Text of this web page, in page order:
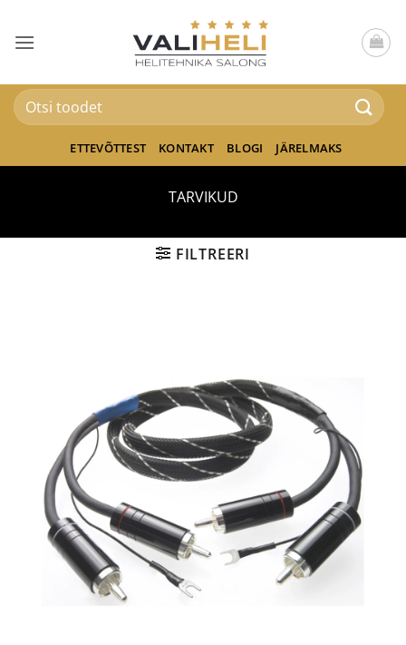
content
Otsi:
ETTEVÕTTEST KONTAKT BLOGI JÄRELMAKS
TARVIKUD
FILTREERI